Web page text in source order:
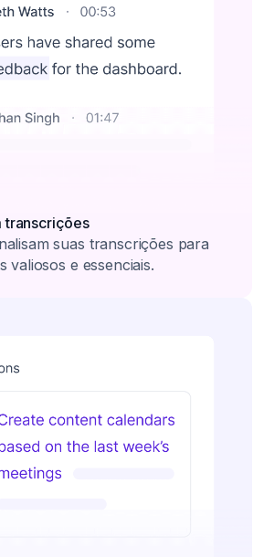
transcrições
suas transcrições para
valiosos e essenciais.